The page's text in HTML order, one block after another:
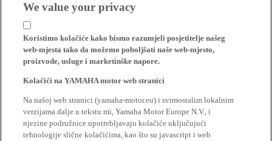
We value your privacy
Koristimo kolačiće kako bismo razumjeli posjetitelje našeg
web-mjesta tako da možemo poboljšati naše web-mjesto,
proizvode, usluge i marketinške napore.
Kolačići na YAMAHA motor web stranici
Na našoj web stranici (yamaha-motor.eu) i svimostalim lokalnim
verzijama dalje u tekstu mi, Yamaha Motor Europe N.V., i
njezine podružnice upotrebljavaju kolačiće uključujući
tehnologije slične kolačićima, kao što su javascript i web